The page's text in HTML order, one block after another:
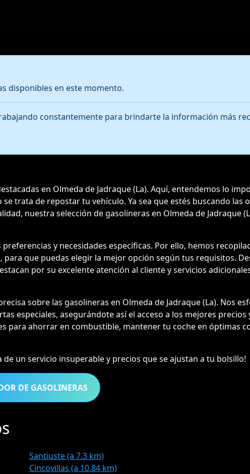
disponibles en este momento.
constantemente para brindarte la información más
en Olmeda de Jadraque (La). Aquí, entendemos lo
trata de repostar tu vehículo. Ya sea que estés buscando las
nuestra selección de gasolineras en Olmeda de Jadraque
y necesidades específicas. Por ello, hemos
que puedas elegir la mejor opción según tus requisitos.
por su excelente atención al cliente y servicios
sobre las gasolineras en Olmeda de Jadraque (La). Nos
especiales, asegurándote así el acceso a los mejores precios
para ahorrar en combustible, mantener tu coche en óptimas
un servicio insuperable y precios que se ajustan a tu bolsillo!
DE GASOLINERAS
Santiuste (a 7.3 km)
Cincovillas (a 10.84 km)